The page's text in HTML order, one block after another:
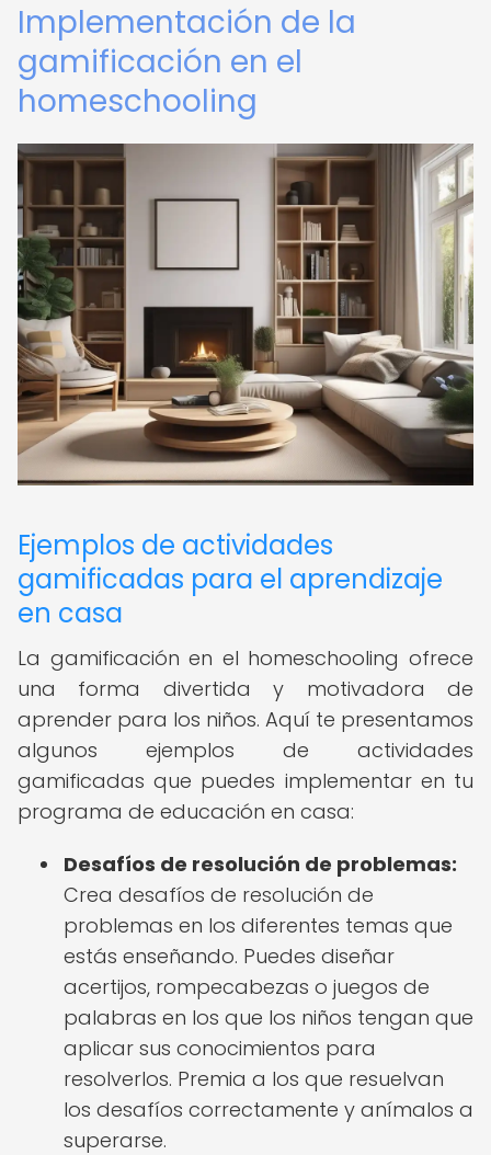
Implementación de la
gamificación en el
homeschooling
Ejemplos de actividades
gamificadas para el aprendizaje
en casa
La gamificación en el homeschooling ofrece
una forma divertida y motivadora de
aprender para los niños. Aquí te presentamos
algunos ejemplos de actividades
gamificadas que puedes implementar en tu
programa de educación en casa:
Desafíos de resolución de problemas:
Crea desafíos de resolución de
problemas en los diferentes temas que
estás enseñando. Puedes diseñar
acertijos, rompecabezas o juegos de
palabras en los que los niños tengan que
aplicar sus conocimientos para
resolverlos. Premia a los que resuelvan
los desafíos correctamente y anímalos a
superarse.